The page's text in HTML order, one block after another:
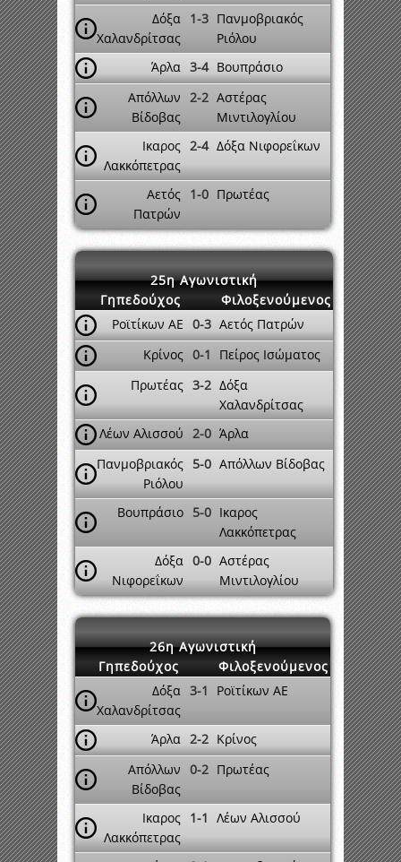
Δόξα
Χαλανδρίτσας
1-3 Πανμοβριακός
Ριόλου
Άρλα 3-4 Βουπράσιο
Απόλλων
Βίδοβας
2-2 Αστέρας
Μιντιλογλίου
Ικαρος
Λακκόπετρας
2-4 Δόξα Νιφορεΐκων
Αετός
Πατρών
1-0 Πρωτέας
25η Αγωνιστική
Γηπεδούχος
Φιλοξενούμενος
Ροϊτίκων ΑΕ 0-3 Αετός Πατρών
Κρίνος 0-1
Πείρος Ισώματος
Πρωτέας 3-2 Δόξα
Χαλανδρίτσας
Λέων Αλισσού 2-0 Άρλα
Πανμοβριακός
Ριόλου
5-0 Απόλλων Βίδοβας
Βουπράσιο 5-0 Ικαρος
Λακκόπετρας
Δόξα
Νιφορεΐκων
0-0 Αστέρας
Μιντιλογλίου
26η Αγωνιστική
Γηπεδούχος
Φιλοξενούμενος
Δόξα
Χαλανδρίτσας
3-1 Ροϊτίκων ΑΕ
Άρλα 2-2 Κρίνος
Απόλλων
Βίδοβας
0-2 Πρωτέας
Ικαρος
Λακκόπετρας
1-1 Λέων Αλισσού